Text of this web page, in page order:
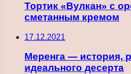
Тортик «Вулкан» с
сметанным кремом
17.12.2021
Меренга — история,
идеального десерта